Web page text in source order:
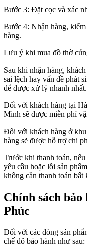
Bước 3: Đặt cọc và xác
Bước 4: Nhận hàng,
hàng.
Lưu ý khi mua đồ thờ
Sau khi nhận hàng,
sai lệch hay vấn đề phát
để được xử lý nhanh nhất.
Đối với khách hàng tại
Minh sẽ được miễn phí
Đối với khách hàng ở
hàng sẽ được hỗ trợ chi
Trước khi thanh toán,
yêu cầu hoặc lỗi sản
không cần thanh toán bất
Chính sách
Phúc
Đối với các dòng sản
chế độ bảo hành như sau: